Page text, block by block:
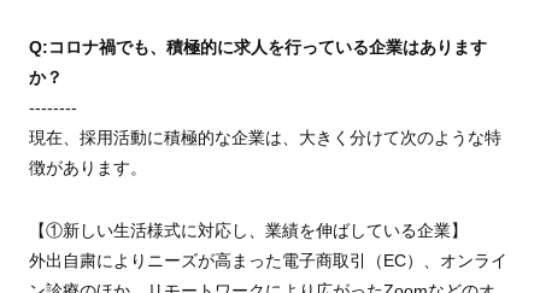
Q:コロナ禍でも、積極的に求人を行っている企業はあります
か？
--------
現在、採用活動に積極的な企業は、大きく分けて次のような特
徴があります。
【①新しい生活様式に対応し、業績を伸ばしている企業】
外出自粛によりニーズが高まった電子商取引（EC）、オンライ